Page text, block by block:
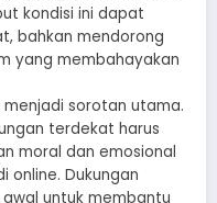
kondisi ini dapat
bahkan mendorong
yang membahayakan
menjadi sorotan utama.
terdekat harus
moral dan emosional
online. Dukungan
untuk membantu